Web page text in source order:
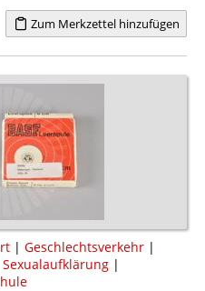
Zum Merkzettel hinzufügen
| Geschlechtsverkehr |
Sexualaufklärung |